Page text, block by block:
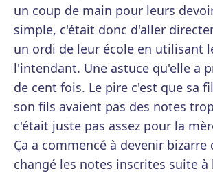
un coup de main pour leurs
simple, c'était donc d'aller
un ordi de leur école en utilisant
l'intendant. Une astuce qu'elle a
de cent fois. Le pire c'est que sa
son fils avaient pas des notes
c'était juste pas assez pour la
Ça a commencé à devenir bizarre
changé les notes inscrites suite à